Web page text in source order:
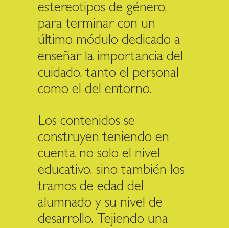
estereotipos de género,
para terminar con un
último módulo dedicado a
enseñar la importancia del
cuidado, tanto el personal
como el del entorno.
Los contenidos se
construyen teniendo en
cuenta no solo el nivel
educativo, sino también los
tramos de edad del
alumnado y su nivel de
desarrollo. Tejiendo una